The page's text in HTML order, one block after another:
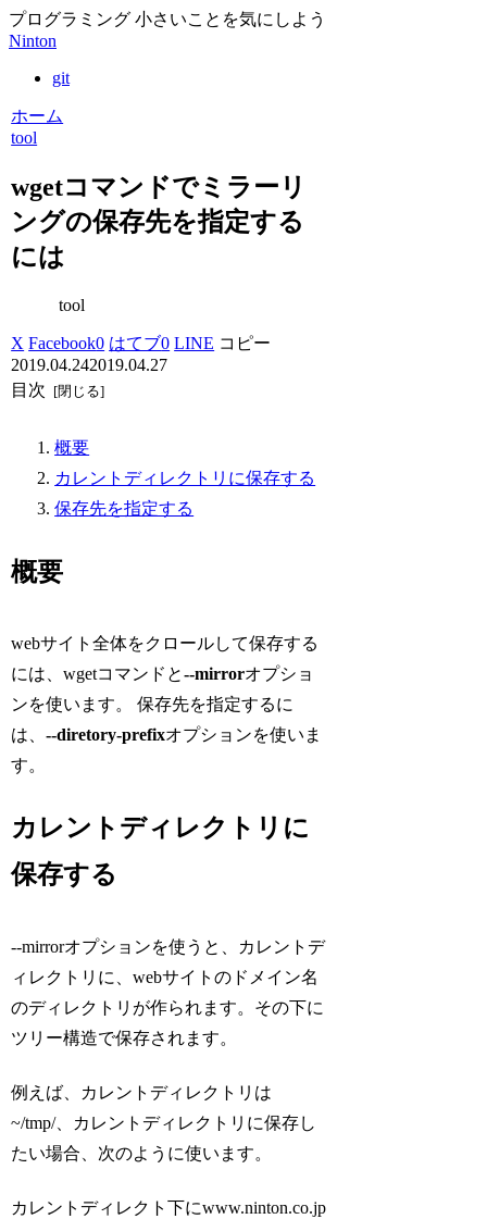
プログラミング 小さいことを気にしよう
Ninton
git
ホーム
tool
wgetコマンドでミラーリ
ングの保存先を指定する
には
tool
X Facebook0 はてブ0 LINE コピー
2019.04.242019.04.27
目次
概要
カレントディレクトリに保存する
保存先を指定する
概要
webサイト全体をクロールして保存する
には、wgetコマンドと--mirrorオプショ
ンを使います。 保存先を指定するに
は、--diretory-prefixオプションを使いま
す。
カレントディレクトリに
保存する
--mirrorオプションを使うと、カレントデ
ィレクトリに、webサイトのドメイン名
のディレクトリが作られます。その下に
ツリー構造で保存されます。
例えば、カレントディレクトリは
~/tmp/、カレントディレクトリに保存し
たい場合、次のように使います。
カレントディレクト下にwww.ninton.co.jp